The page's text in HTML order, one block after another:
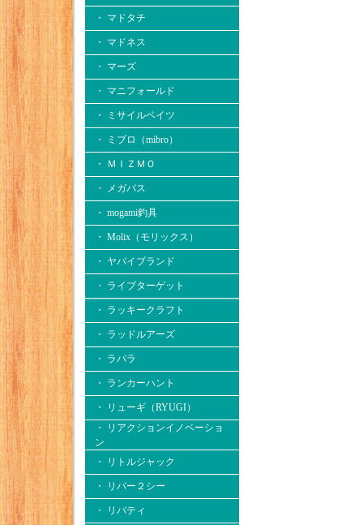
・ マドタチ
・ マドネス
・ マーズ
・ マニフォールド
・ ミサイルベイツ
・ ミブロ（mibro）
・ ＭＩＺＭＯ
・ メガバス
・ mogami釣具
・ Molix（モリックス）
・ ヤバイブランド
・ ライブターゲット
・ ラッキークラフト
・ ラッドルアーズ
・ ラパラ
・ ランカーハント
・ リューギ（RYUGI）
・ リアクションイノベーショ
ン
・ リトルジャック
・ リバー２シー
・ リバティ